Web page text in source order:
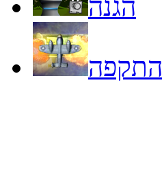
הגנה
התקפה